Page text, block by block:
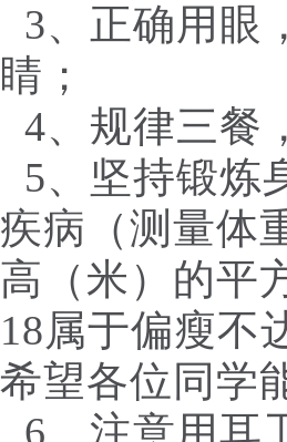
3、正确用眼
睛；
4、规律三餐
5、坚持锻炼
疾病（测量体
高（米）的平
18属于偏瘦不
希望各位同学
6、注意用耳